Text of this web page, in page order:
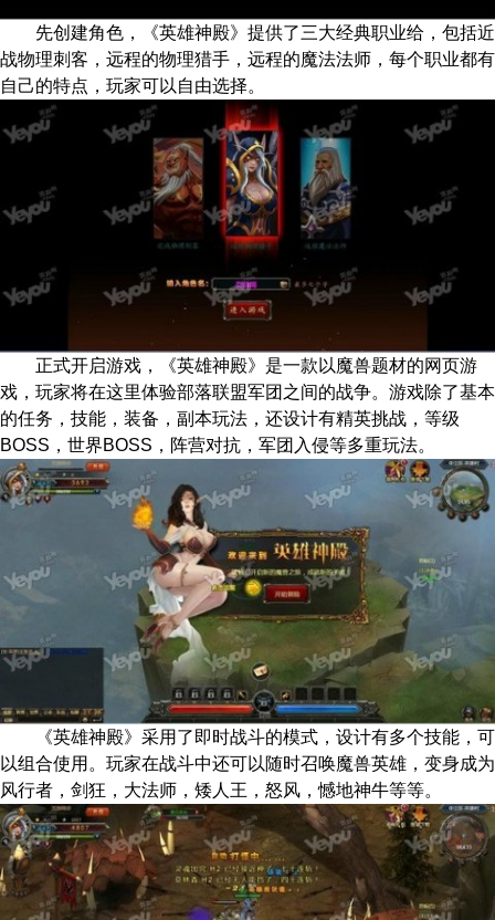
先创建角色，《英雄神殿》提供了三大经典职业给，包括近
战物理刺客，远程的物理猎手，远程的魔法法师，每个职业都有
自己的特点，玩家可以自由选择。
正式开启游戏，《英雄神殿》是一款以魔兽题材的网页游
戏，玩家将在这里体验部落联盟军团之间的战争。游戏除了基本
的任务，技能，装备，副本玩法，还设计有精英挑战，等级
BOSS，世界BOSS，阵营对抗，军团入侵等多重玩法。
《英雄神殿》采用了即时战斗的模式，设计有多个技能，可
以组合使用。玩家在战斗中还可以随时召唤魔兽英雄，变身成为
风行者，剑狂，大法师，矮人王，怒风，憾地神牛等等。